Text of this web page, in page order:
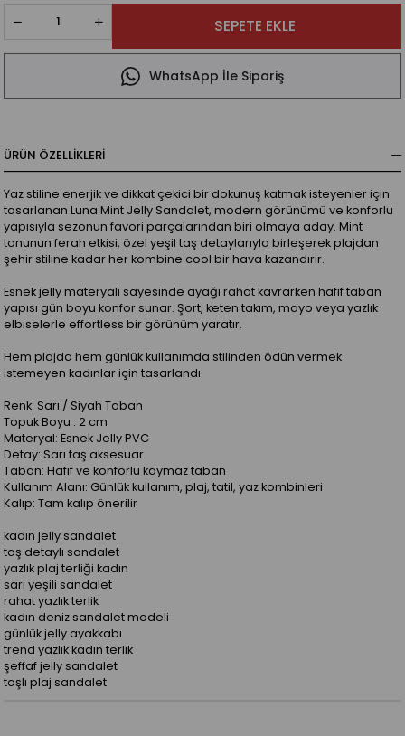
WhatsApp İle Sipariş
ÜRÜN ÖZELLIKLERI
Yaz stiline enerjik ve dikkat çekici bir dokunuş katmak isteyenler için
tasarlanan Luna Mint Jelly Sandalet, modern görünümü ve konforlu
yapısıyla sezonun favori parçalarından biri olmaya aday. Mint
tonunun ferah etkisi, özel yeşil taş detaylarıyla birleşerek plajdan
şehir stiline kadar her kombine cool bir hava kazandırır.
Esnek jelly materyali sayesinde ayağı rahat kavrarken hafif taban
yapısı gün boyu konfor sunar. Şort, keten takım, mayo veya yazlık
elbiselerle effortless bir görünüm yaratır.
Hem plajda hem günlük kullanımda stilinden ödün vermek
istemeyen kadınlar için tasarlandı.
Renk: Sarı / Siyah Taban
Topuk Boyu : 2 cm
Materyal: Esnek Jelly PVC
Detay: Sarı taş aksesuar
Taban: Hafif ve konforlu kaymaz taban
Kullanım Alanı: Günlük kullanım, plaj, tatil, yaz kombinleri
Kalıp: Tam kalıp önerilir
kadın jelly sandalet
taş detaylı sandalet
yazlık plaj terliği kadın
sarı yeşili sandalet
rahat yazlık terlik
kadın deniz sandalet modeli
günlük jelly ayakkabı
trend yazlık kadın terlik
şeffaf jelly sandalet
taşlı plaj sandalet